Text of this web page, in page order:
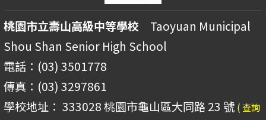
桃園市立壽山高級中等學校 Taoyuan Municipal
Shou Shan Senior High School
電話：(03) 3501778
傳真：(03) 3297861
學校地址： 333028 桃園市龜山區大同路 23 號 ( 查詢